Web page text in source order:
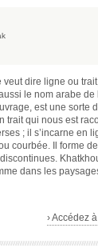
veut dire ligne ou
le nom arabe
est une sorte
trait qui nous est
; il s’incarne en
courbée. Il forme
dans les
› Accédez